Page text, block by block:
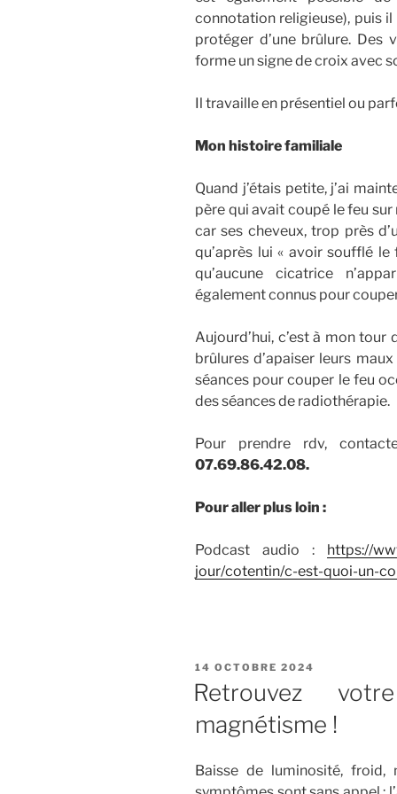
connotation religieuse), puis
protéger d’une brûlure. Des
forme un signe de croix avec
Il travaille en présentiel ou
Mon histoirefamiliale
Quand j’étais petite, j’ai
père qui avait coupé le feu
car ses cheveux, trop près
qu’après lui « avoir soufflé le
qu’aucune cicatrice
également connus pour
Aujourd’hui, c’est à mon
brûlures d’apaiser leurs
séances pour couper le feu
des séances de radiothérapie.
Pour prendre rdv,
07.69.86.42.08.
Pour aller plus loin :
Podcast audio : https://
jour/cotentin/c-est-quoi-un-
PUBLIÉ
14 OCTOBRE 2024
Retrouvez
magnétisme !
Baisse de luminosité,